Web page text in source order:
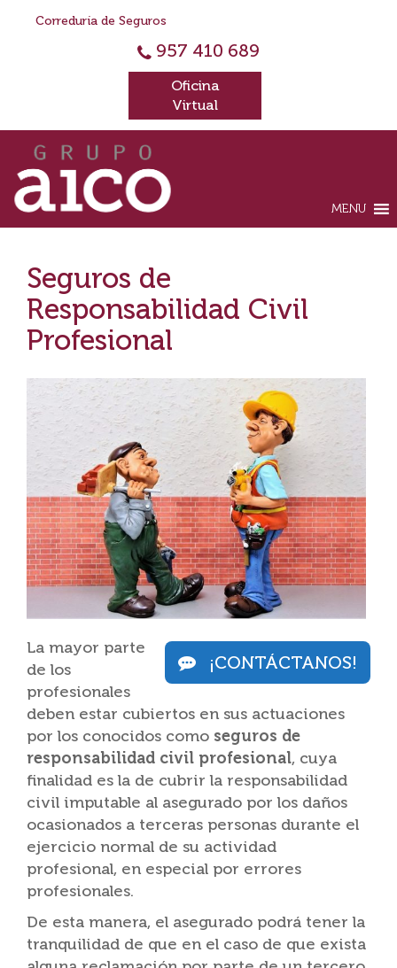
Correduría de Seguros
957 410 689
Oficina
Virtual
MENU
Seguros de
Responsabilidad Civil
Profesional
¡CONTÁCTANOS!
La mayor parte
de los
profesionales
deben estar cubiertos en sus actuaciones
por los conocidos como seguros de
responsabilidad civil profesional, cuya
finalidad es la de cubrir la responsabilidad
civil imputable al asegurado por los daños
ocasionados a terceras personas durante el
ejercicio normal de su actividad
profesional, en especial por errores
profesionales.
De esta manera, el asegurado podrá tener la
tranquilidad de que en el caso de que exista